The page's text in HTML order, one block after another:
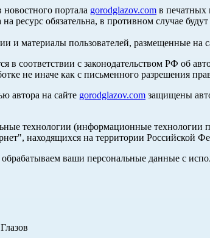
портала gorodglazov.com в печатных
ресурс обязательна, в противном случае
и материалы пользователей, размещенные на
в соответствии с законодательством РФ об
не иначе как с письменного разрешения
автора на сайте gorodglazov.com защищены
технологии (информационные технологии
находящихся на территории Российской
ваши персональные данные с